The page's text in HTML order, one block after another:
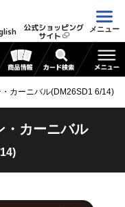
公式ショッピング
サイト
メニュー
カーニバル(DM26SD1 6/14)
・カーニバル